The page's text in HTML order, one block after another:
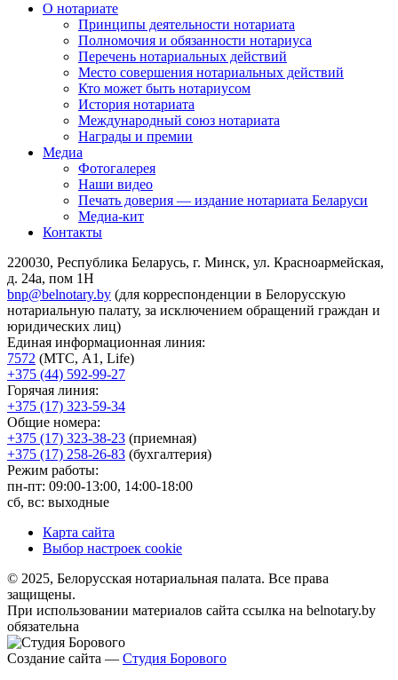
О нотариате
Принципы деятельности нотариата
Полномочия и обязанности нотариуса
Перечень нотариальных действий
Место совершения нотариальных действий
Кто может быть нотариусом
История нотариата
Международный союз нотариата
Награды и премии
Медиа
Фотогалерея
Наши видео
Печать доверия — издание нотариата Беларуси
Медиа-кит
Контакты
220030, Республика Беларусь, г. Минск, ул. Красноармейская,
д. 24а, пом 1Н
bnp@belnotary.by (для корреспонденции в Белорусскую
нотариальную палату, за исключением обращений граждан и
юридических лиц)
Единая информационная линия:
7572 (МТС, A1, Life)
+375 (44) 592-99-27
Горячая линия:
+375 (17) 323-59-34
Общие номера:
+375 (17) 323-38-23 (приемная)
+375 (17) 258-26-83 (бухгалтерия)
Режим работы:
пн-пт: 09:00-13:00, 14:00-18:00
сб, вс: выходные
Карта сайта
Выбор настроек cookie
© 2025, Белорусская нотариальная палата. Все права
защищены.
При использовании материалов сайта ссылка на belnotary.by
обязательна
Создание сайта — Студия Борового